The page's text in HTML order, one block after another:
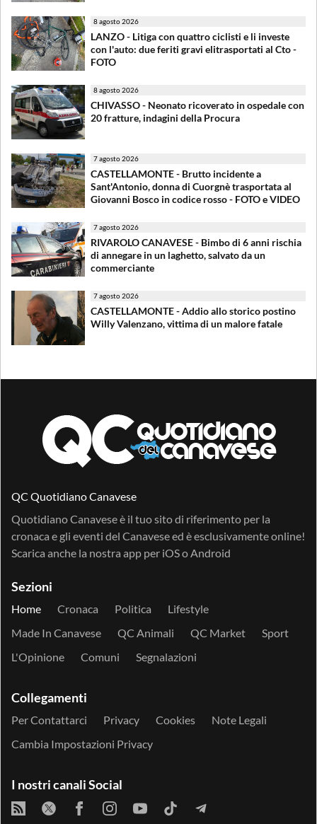
8 agosto 2026
LANZO - Litiga con quattro ciclisti e li investe
con l'auto: due feriti gravi elitrasportati al Cto -
FOTO
8 agosto 2026
CHIVASSO - Neonato ricoverato in ospedale con
20 fratture, indagini della Procura
7 agosto 2026
CASTELLAMONTE - Brutto incidente a
Sant'Antonio, donna di Cuorgnè trasportata al
Giovanni Bosco in codice rosso - FOTO e VIDEO
7 agosto 2026
RIVAROLO CANAVESE - Bimbo di 6 anni rischia
di annegare in un laghetto, salvato da un
commerciante
7 agosto 2026
CASTELLAMONTE - Addio allo storico postino
Willy Valenzano, vittima di un malore fatale
QC Quotidiano Canavese
Quotidiano Canavese è il tuo sito di riferimento per la
cronaca e gli eventi del Canavese ed è esclusivamente online!
Scarica anche la nostra app per iOSo Android
Sezioni
Home Cronaca Politica
Lifestyle
Made In Canavese
QC Animali QC Market
Sport
L'Opinione
Comuni Segnalazioni
Collegamenti
Per Contattarci Privacy Cookies
Note Legali
Cambia Impostazioni Privacy
I nostri canali Social